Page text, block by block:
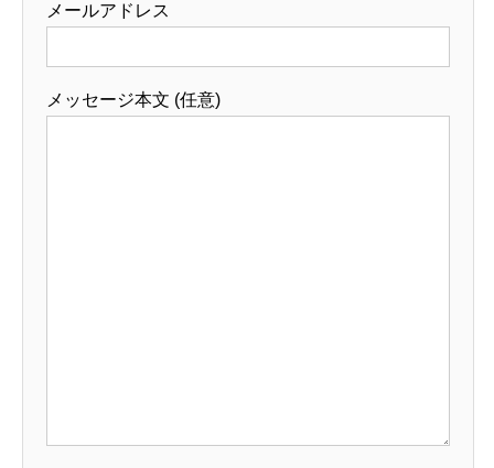
メールアドレス
メッセージ本文 (任意)